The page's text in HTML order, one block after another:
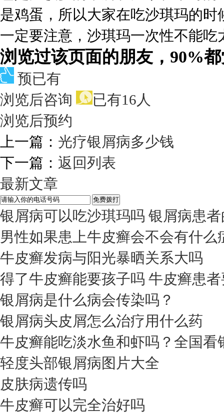
是鸡蛋，所以大家在吃沙琪玛的
一定要注意，沙琪玛一次性不能
浏览过该页面的朋友，90%
预已有
浏览后咨询
已有16人
浏览后预约
上一篇： 光疗银屑病多少钱
下一篇： 返回列表
最新文章
银屑病可以吃沙琪玛吗 银屑病患
男性如果患上牛皮癣会不会有什么
牛皮癣发病与阳光暴晒关系大吗
得了牛皮癣能要孩子吗 牛皮癣患
银屑病是什么病会传染吗？
银屑病头皮屑怎么治疗用什么药
牛皮癣能吃淡水鱼和虾吗？全国看
轻度头部银屑病图片大全
皮肤病遗传吗
牛皮癣可以完全治好吗